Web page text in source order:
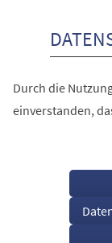
Durch die
einverstanden,